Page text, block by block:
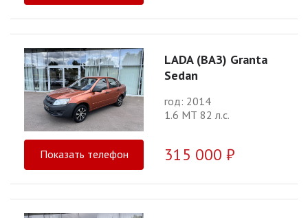
LADA (ВАЗ) Granta
Sedan
год: 2014
1.6 МТ 82 л.с.
Показать телефон 315 000 ₽